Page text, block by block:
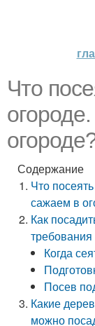
Что
Содержание
Что
сажаем в
Как
требования
Когда
Посев
Какие
можно